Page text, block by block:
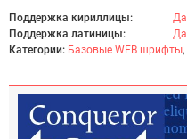
Поддержка кириллицы:
Да
Поддержка латиницы:
Да
Категории: Базовые WEB шрифты,